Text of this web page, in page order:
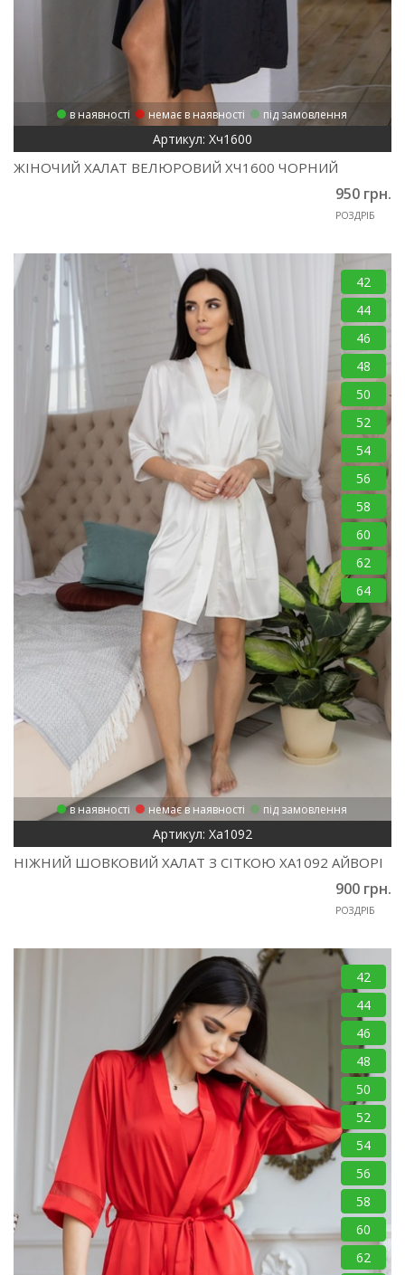
в наявності немає в наявності під замовлення
Артикул: Хч1600
ЖІНОЧИЙ ХАЛАТ ВЕЛЮРОВИЙ ХЧ1600 ЧОРНИЙ
950 грн.
РОЗДРІБ
42
44
46
48
50
52
54
56
58
60
62
64
в наявності немає в наявності під замовлення
Артикул: Ха1092
НІЖНИЙ ШОВКОВИЙ ХАЛАТ З СІТКОЮ ХА1092 АЙВОРІ
900 грн.
РОЗДРІБ
42
44
46
48
50
52
54
56
58
60
62